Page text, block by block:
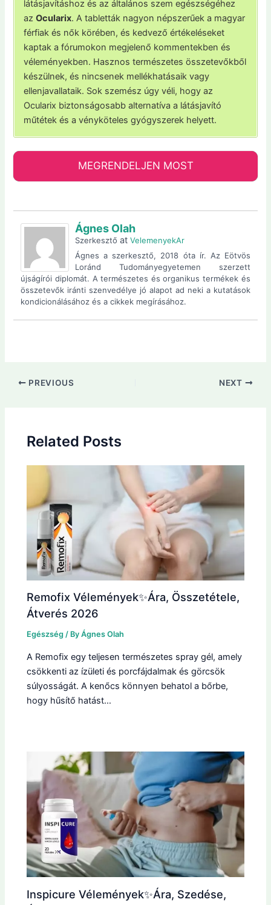
látásjavításhoz és az általános szem egészségéhez
azOcularix. A tabletták nagyon népszerűek a magyar
férfiak és nők körében, és kedvező értékeléseket
kaptak a fórumokon megjelenő kommentekben és
véleményekben. Hasznos természetes összetevőkből
készülnek, és nincsenek mellékhatásaik vagy
ellenjavallataik. Sok szemész úgy véli, hogy az
Ocularix biztonságosabb alternatíva a látásjavító
műtétek és a vényköteles gyógyszerek helyett.
MEGRENDELJEN MOST
Ágnes Olah
Szerkesztő atVelemenyekAr
Ágnes a szerkesztő, 2018 óta ír. Az Eötvös
Loránd Tudományegyetemen szerzett
újságírói diplomát. A természetes és organikus termékek és
összetevők iránti szenvedélye jó alapot ad neki a kutatások
kondicionálásához és a cikkek megírásához.
Post
PREVIOUS NEXT
Related Posts
Remofix Vélemények✨Ára, Összetétele,
Átverés 2026
Egészség / ByÁgnes Olah
A Remofix egy teljesen természetes spray gél, amely
csökkenti az ízületi és porcfájdalmak és görcsök
súlyosságát. A kenőcs könnyen behatol a bőrbe,
hogy hűsítő hatást…
Inspicure Vélemények✨Ára, Szedése,